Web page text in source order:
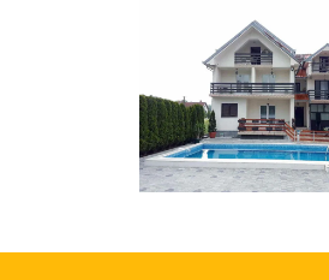
Bazen u
Rada